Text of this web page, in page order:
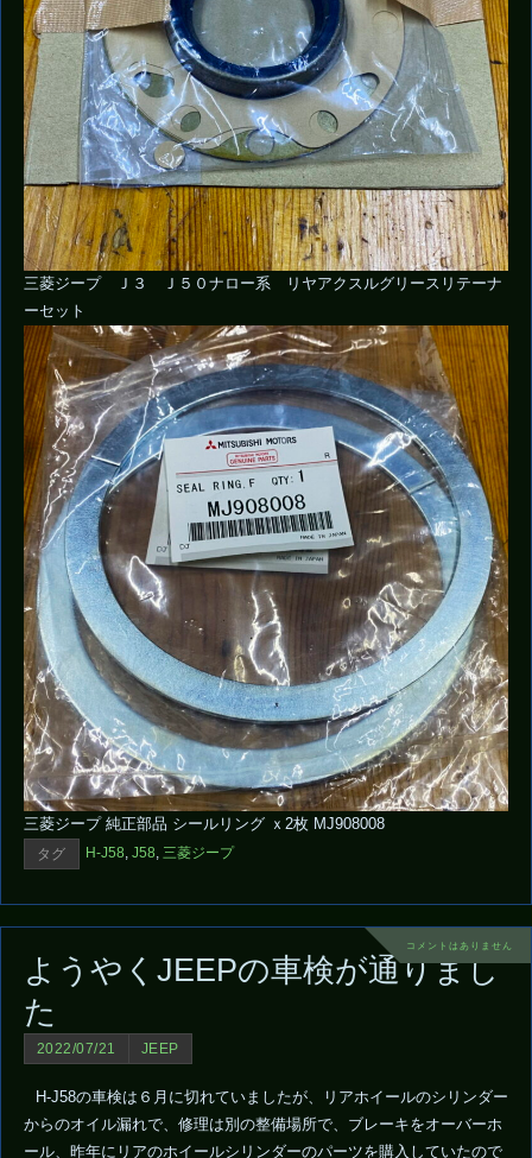
三菱ジープ Ｊ３ Ｊ５０ナロー系 リヤアクスルグリースリテーナ
ーセット
三菱ジープ 純正部品 シールリング ｘ2枚 MJ908008
タグ
H-J58 J58 三菱ジープ
コメントはありません
ようやくJEEPの車検が通りまし
た
2022/07/21 JEEP
H-J58の車検は６月に切れていましたが、リアホイールのシリンダー
からのオイル漏れで、修理は別の整備場所で、ブレーキをオーバーホ
ール、昨年にリアのホイールシリンダーのパーツを購入していたので